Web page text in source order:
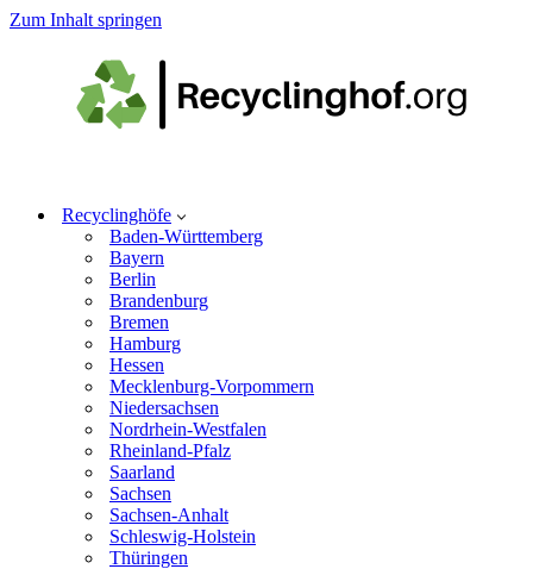
Zum Inhalt springen
Recyclinghöfe
Baden-Württemberg
Bayern
Berlin
Brandenburg
Bremen
Hamburg
Hessen
Mecklenburg-Vorpommern
Niedersachsen
Nordrhein-Westfalen
Rheinland-Pfalz
Saarland
Sachsen
Sachsen-Anhalt
Schleswig-Holstein
Thüringen